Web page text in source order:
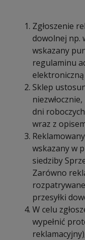
Zgłoszenie
dowolnej np.
wskazany
regulaminu
elektroniczną
Sklep
dni
wraz z
wskazany w
siedziby
Zarówno
przesyłki
W celu
wypełnić